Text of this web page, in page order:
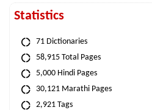
Statistics
71 Dictionaries
58,915 Total Pages
5,000 Hindi Pages
30,121 Marathi Pages
2,921 Tags